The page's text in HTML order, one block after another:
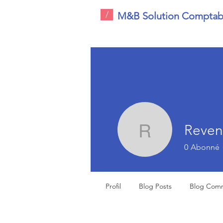
/ M&B Solution
Revenu
0 Abonné
Profil Blog Posts Blog